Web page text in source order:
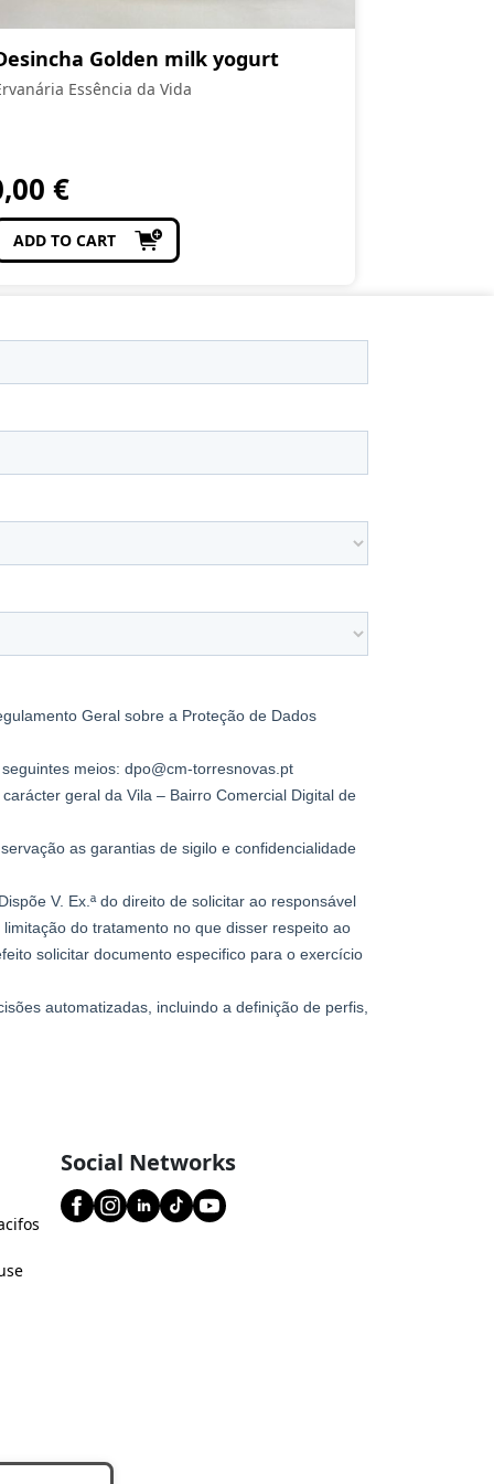
Golden milk yogurt
Essência da Vida
€
ADD TO CART
Social Networks